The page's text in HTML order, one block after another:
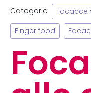
Categorie Focacce
Finger food